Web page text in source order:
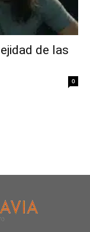
de las
0